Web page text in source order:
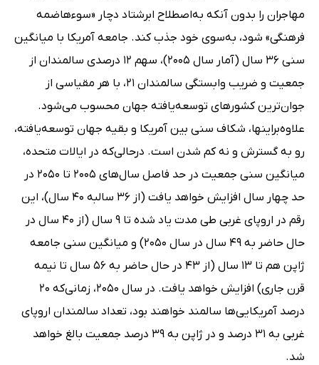
مهاجران را بدون آنکه به‌اصطلاح ابرشتاد دچار «سوءهاضمه
فرهنگی» شود، به‌سوی خود جذب کند. جامعه آمریکا با میانگین
سنی 36 سال (آمار سال 2005)، سهم 12 درصدی سالمندان از
جمعیت و ضریب وابستگی سالمندان 21، با هر مقیاسی از
جوان‌ترین کشورهای توسعه‌یافته جهان محسوب می‌شود.
علاوه‌براینها، شکاف سنی بین آمریکا و بقیه جهان توسعه‌یافته،
رو به گسترش و نه کم شدن است. درحالی‌که در ایالات متحده،
میانگین سنی جمعیت در حد فاصل سال‌های 2005 تا 2050 در
حد چهار سال افزایش خواهد یافت (از 36 سالبه 40 سال)، این
رقم در اروپای غربی طی مدت یاد شده تا 9 سال (از 40 سال در
حال حاضر به 49 سال در سال 2050) و میانگین سنی جامعه
ژاپن هم تا 13 سال (از 43 در حال حاضر به 56 سال تا نیمه
قرن جاری) افزایش خواهد یافت. در سال 2050، زمانی‌که 20
درصد آمریکایی‌ها سالمند خواهند بود، تعداد سالمندان اروپای
غربی به 31 درصد و در ژاپن به 39 درصد جمعیت بالغ خواهد
شد.